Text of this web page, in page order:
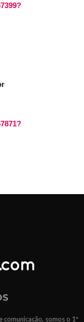
comunicação, somos o 1º